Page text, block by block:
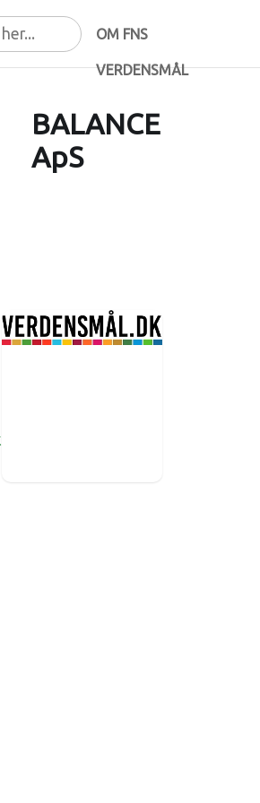
OM FNS
VERDENSMÅL
BALANCE
ApS